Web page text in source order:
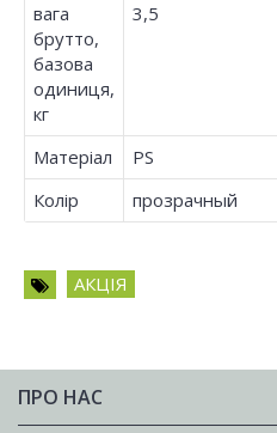
вага
брутто,
базова
одиниця,
кг
3,5
Матеріал
PS
Колір
прозрачный
АКЦІЯ
ПРО НАС